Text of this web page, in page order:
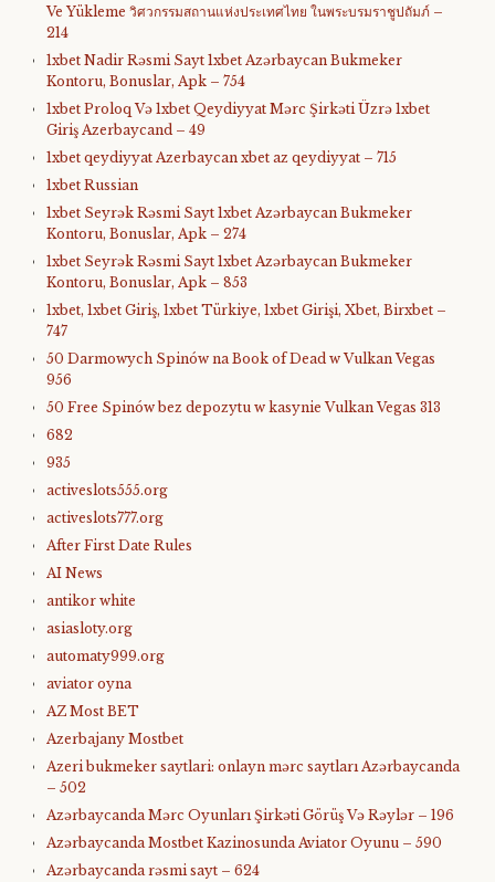
Ve Yükleme วิศวกรรมสถานแห่งประเทศไทย ในพระบรมราชูปถัมภ์ –
214
1xbet Nadir Rəsmi Sayt 1xbet Azərbaycan Bukmeker
Kontoru, Bonuslar, Apk – 754
1xbet Proloq Və 1xbet Qeydiyyat Mərc Şirkəti Üzrə 1xbet
Giriş Azerbaycand – 49
1xbet qeydiyyat Azerbaycan xbet az qeydiyyat – 715
1xbet Russian
1xbet Seyrək Rəsmi Sayt 1xbet Azərbaycan Bukmeker
Kontoru, Bonuslar, Apk – 274
1xbet Seyrək Rəsmi Sayt 1xbet Azərbaycan Bukmeker
Kontoru, Bonuslar, Apk – 853
1xbet, 1xbet Giriş, 1xbet Türkiye, 1xbet Girişi, Xbet, Birxbet –
747
50 Darmowych Spinów na Book of Dead w Vulkan Vegas
956
50 Free Spinów bez depozytu w kasynie Vulkan Vegas 313
682
935
activeslots555.org
activeslots777.org
After First Date Rules
AI News
antikor white
asiasloty.org
automaty999.org
aviator oyna
AZ Most BET
Azerbajany Mostbet
Azeri bukmeker saytlari: onlayn mərc saytları Azərbaycanda
– 502
Azərbaycanda Mərc Oyunları Şirkəti Görüş Və Rəylər – 196
Azərbaycanda Mostbet Kazinosunda Aviator Oyunu – 590
Azərbaycanda rəsmi sayt – 624